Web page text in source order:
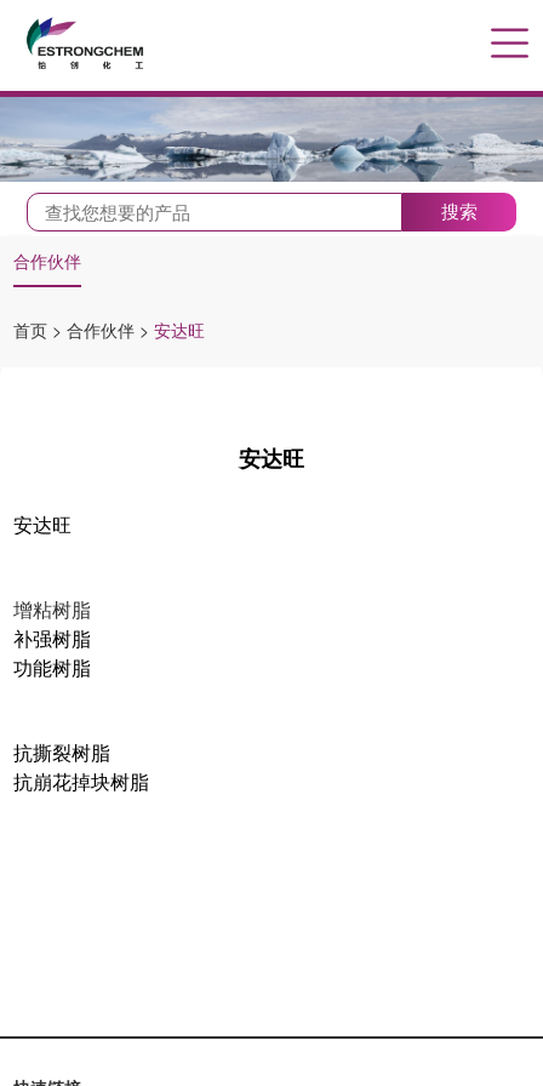
搜索
合作伙伴
首页 > 合作伙伴 > 安达旺
安达旺
安达旺
增粘树脂
补强树脂
功能树脂
抗撕裂树脂
抗崩花掉块树脂